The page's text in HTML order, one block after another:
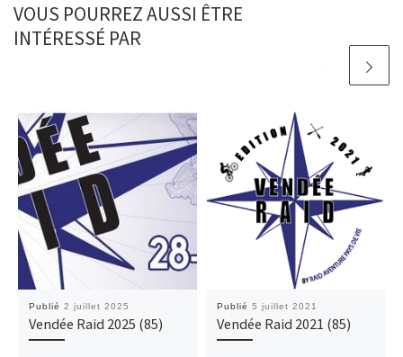
VOUS POURREZ AUSSI ÊTRE
INTÉRESSÉ PAR
Publié 2 juillet 2025
Vendée Raid 2025 (85)
Publié 5 juillet 2021
Vendée Raid 2021 (85)